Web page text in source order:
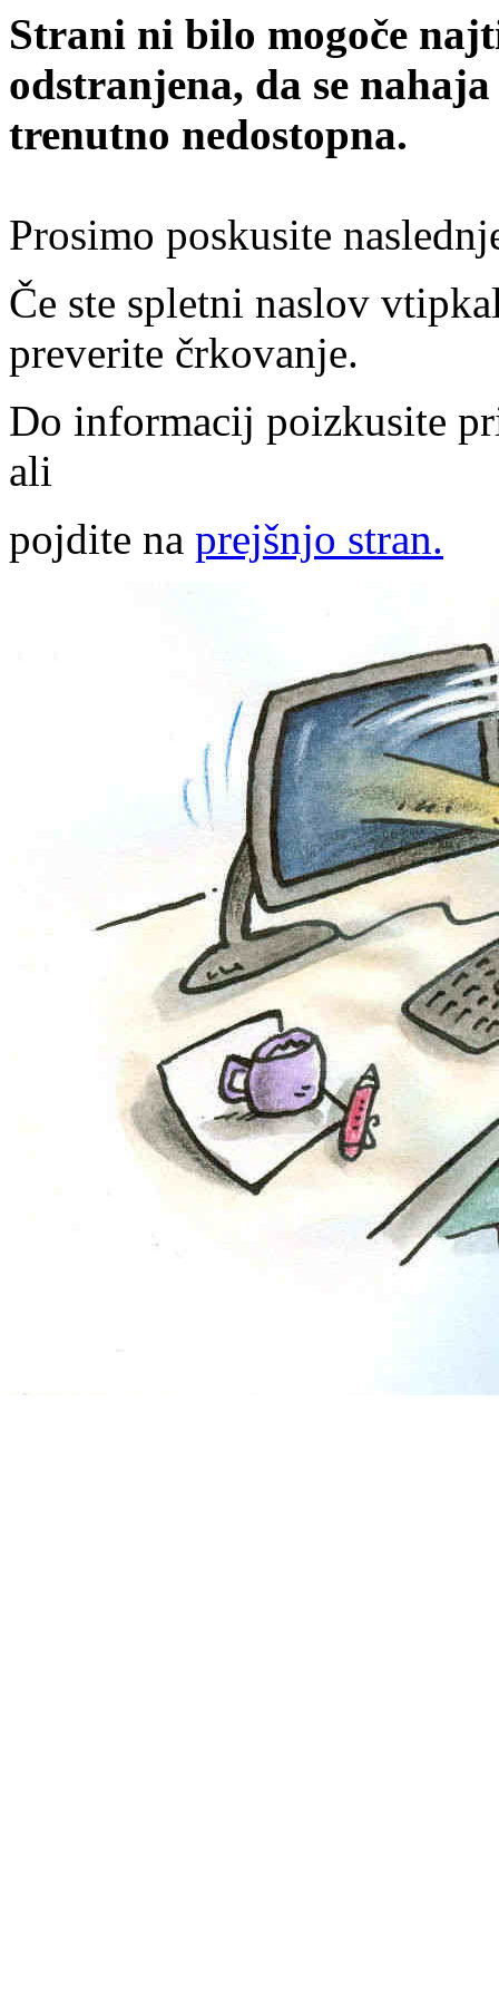
Strani ni bilo mogoče
odstranjena, da se
trenutno nedostopna.
Prosimo poskusite
Če ste spletni naslov
preverite črkovanje.
Do informacij poizkusite
ali
pojdite na prejšnjo stran.